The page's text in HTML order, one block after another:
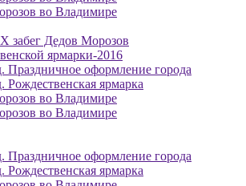
во Владимире
забег Дедов Морозов
ярмарки-2016
Праздничное оформление города
Рождественская ярмарка
во Владимире
во Владимире
Праздничное оформление города
Рождественская ярмарка